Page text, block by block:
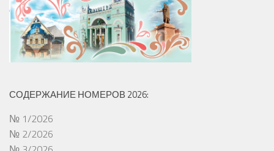
СОДЕРЖАНИЕ НОМЕРОВ 2026:
№ 1/2026
№ 2/2026